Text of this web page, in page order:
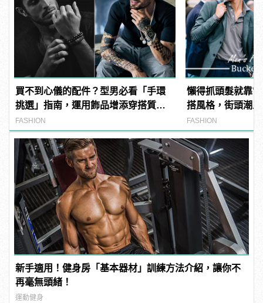
買不到心儀的配件？型男必看「手環
挑選」指南，運用飾品增添穿搭質
感！
FASHION
懶得抓頭髮就靠
搭風格，街頭潮
FASHION
新手適用！健身房「基本器材」訓練方法介紹，讓你不
再毫無頭緒！
運動健身